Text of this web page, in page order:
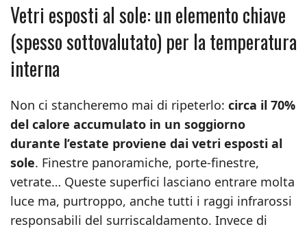
Vetri esposti al sole: un elemento chiave
(spesso sottovalutato) per la temperatura
interna
Non ci stancheremo mai di ripeterlo: circa il 70%
del calore accumulato in un soggiorno
durante l’estate proviene dai vetri esposti al
sole. Finestre panoramiche, porte-finestre,
vetrate… Queste superfici lasciano entrare molta
luce ma, purtroppo, anche tutti i raggi infrarossi
responsabili del surriscaldamento. Invece di